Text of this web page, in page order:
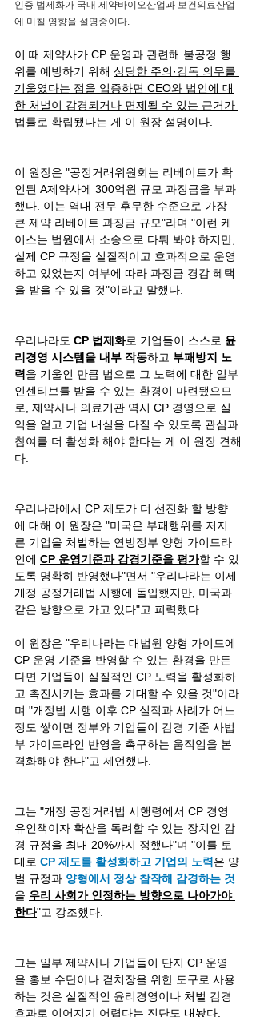
인증 법제화가 국내 제약바이오산업과 보건의료산업
에 미칠 영향을 설명중이다.
이 때 제약사가 CP 운영과 관련해 불공정 행
위를 예방하기 위해 상당한 주의·감독 의무를
기울였다는 점을 입증하면 CEO와 법인에 대
한 처벌이 감경되거나 면제될 수 있는 근거가
법률로 확립됐다는 게 이 원장 설명이다.
이 원장은 "공정거래위원회는 리베이트가 확
인된 A제약사에 300억원 규모 과징금을 부과
했다. 이는 역대 전무 후무한 수준으로 가장
큰 제약 리베이트 과징금 규모"라며 "이런 케
이스는 법원에서 소송으로 다퉈 봐야 하지만,
실제 CP 규정을 실질적이고 효과적으로 운영
하고 있었는지 여부에 따라 과징금 경감 혜택
을 받을 수 있을 것"이라고 말했다.
우리나라도 CP 법제화로 기업들이 스스로 윤
리경영 시스템을 내부 작동하고 부패방지 노
력을 기울인 만큼 법으로 그 노력에 대한 일부
인센티브를 받을 수 있는 환경이 마련됐으므
로, 제약사나 의료기관 역시 CP 경영으로 실
익을 얻고 기업 내실을 다질 수 있도록 관심과
참여를 더 활성화 해야 한다는 게 이 원장 견해
다.
우리나라에서 CP 제도가 더 선진화 할 방향
에 대해 이 원장은 "미국은 부패행위를 저지
른 기업을 처벌하는 연방정부 양형 가이드라
인에 CP 운영기준과 감경기준을 평가할 수 있
도록 명확히 반영했다"면서 "우리나라는 이제
개정 공정거래법 시행에 돌입했지만, 미국과
같은 방향으로 가고 있다"고 피력했다.
이 원장은 "우리나라는 대법원 양형 가이드에
CP 운영 기준을 반영할 수 있는 환경을 만든
다면 기업들이 실질적인 CP 노력을 활성화하
고 촉진시키는 효과를 기대할 수 있을 것"이라
며 "개정법 시행 이후 CP 실적과 사례가 어느
정도 쌓이면 정부와 기업들이 감경 기준 사법
부 가이드라인 반영을 촉구하는 움직임을 본
격화해야 한다"고 제언했다.
그는 "개정 공정거래법 시행령에서 CP 경영
유인책이자 확산을 독려할 수 있는 장치인 감
경 규정을 최대 20%까지 정했다"며 "이를 토
대로 CP 제도를 활성화하고 기업의 노력은 양
벌 규정과 양형에서 정상 참작해 감경하는 것
을 우리 사회가 인정하는 방향으로 나아가야
한다"고 강조했다.
그는 일부 제약사나 기업들이 단지 CP 운영
을 홍보 수단이나 겉치장을 위한 도구로 사용
하는 것은 실질적인 윤리경영이나 처벌 감경
효과로 이어지기 어렵다는 진단도 내놨다.